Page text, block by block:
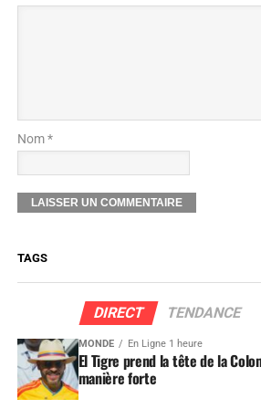
Nom *
TAGS
DIRECT TENDANCE
MONDE En Ligne 1 heure
El Tigre prend la tête de la
manière forte